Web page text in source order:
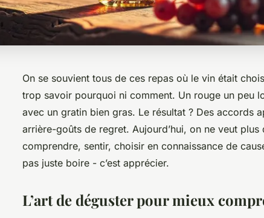
On se souvient tous de ces repas où le vin était
trop savoir pourquoi ni comment. Un rouge un peu
avec un gratin bien gras. Le résultat ? Des accords
arrière-goûts de regret. Aujourd’hui, on ne veut
comprendre, sentir, choisir en connaissance de
pas juste boire - c’est apprécier.
L’art de déguster pour mieux